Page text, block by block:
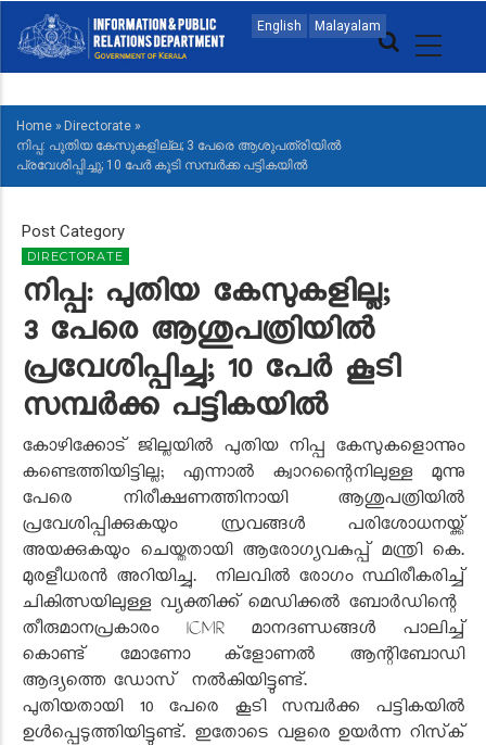
main
English Malayalam
MAIN
NAVIGATION
MALAYALAM
BREADCRUMB
Home » Directorate »
നിപ്പ: പുതിയ കേസുകളില്ല; 3 പേരെ ആശുപത്രിയിൽ
പ്രവേശിപ്പിച്ചു; 10 പേർ കൂടി സമ്പർക്ക പട്ടികയിൽ
Post Category
DIRECTORATE
നിപ്പ: പുതിയ കേസുകളില്ല;
3 പേരെ ആശുപത്രിയിൽ
പ്രവേശിപ്പിച്ചു; 10 പേർ കൂടി
സമ്പർക്ക പട്ടികയിൽ
കോഴിക്കോട് ജില്ലയിൽ പുതിയ നിപ്പ കേസുകളൊന്നും
കണ്ടെത്തിയിട്ടില്ല; എന്നാൽ ക്വാറന്റൈനിലുള്ള മൂന്നു
പേരെ നിരീക്ഷണത്തിനായി ആശുപത്രിയിൽ
പ്രവേശിപ്പിക്കുകയും സ്രവങ്ങൾ പരിശോധനയ്ക്ക്
അയക്കുകയും ചെയ്തതായി ആരോഗ്യവകുപ്പ് മന്ത്രി കെ.
മുരളീധരൻ അറിയിച്ചു. നിലവിൽ രോഗം സ്ഥിരീകരിച്ച്
ചികിത്സയിലുള്ള വ്യക്തിക്ക് മെഡിക്കൽ ബോർഡിന്റെ
തീരുമാനപ്രകാരം ICMR മാനദണ്ഡങ്ങൾ പാലിച്ച്
കൊണ്ട് മോണോ ക്ളോണൽ ആന്റിബോഡി
ആദ്യത്തെ ഡോസ് നൽകിയിട്ടുണ്ട്.
പുതിയതായി 10പേരെ കൂടി സമ്പർക്ക പട്ടികയിൽ
ഉൾപ്പെടുത്തിയിട്ടുണ്ട്. ഇതോടെ വളരെ ഉയർന്ന റിസ്‌ക്